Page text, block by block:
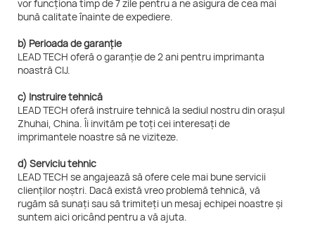
vor funcționa timp de 7 zile pentru a ne asigura de cea mai
bună calitate înainte de expediere.
b) Perioada de garanție
LEAD TECH oferă o garanție de 2 ani pentru imprimanta
noastră CIJ.
c) Instruire tehnică
LEAD TECH oferă instruire tehnică la sediul nostru din orașul
Zhuhai, China. Îi invităm pe toți cei interesați de
imprimantele noastre să ne viziteze.
d) Serviciu tehnic
LEAD TECH se angajează să ofere cele mai bune servicii
clienților noștri. Dacă există vreo problemă tehnică, vă
rugăm să sunați sau să trimiteți un mesaj echipei noastre și
suntem aici oricând pentru a vă ajuta.